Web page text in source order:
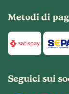
Metodi di
Di seguito sono
Seguici sui